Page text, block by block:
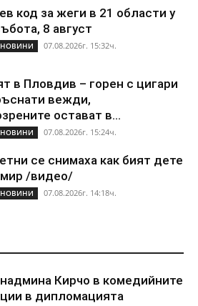
код за жеги в 21 области у
8 август
07.08.2026г. 15:32ч.
в Пловдив – горен с цигари
вежди,
остават в...
07.08.2026г. 15:24ч.
се снимаха как бият дете
/видео/
07.08.2026г. 14:18ч.
Кирчо в комедийните
в дипломацията